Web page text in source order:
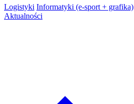
Logistyki Informatyki (e-sport + grafika)
Aktualności